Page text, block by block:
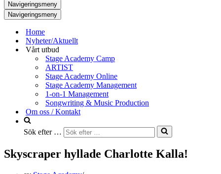
Navigeringsmeny
Navigeringsmeny
Home
Nyheter/Aktuellt
Vårt utbud
Stage Academy Camp
ARTIST
Stage Academy Online
Stage Academy Management
1-on-1 Management
Songwriting & Music Production
Om oss / Kontakt
Sök efter …
Skyscraper hyllade Charlotte Kalla!